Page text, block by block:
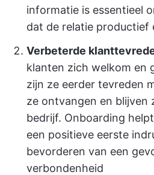
informatie is essentieel
dat de relatie productief
Verbeterde
klanten zich welkom en
zijn ze eerder tevreden
ze ontvangen en blijven
bedrijf. Onboarding
een positieve eerste
bevorderen van een
verbondenheid